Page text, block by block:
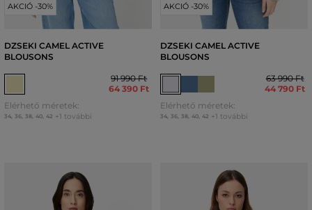
AKCIÓ -30%
DZSEKI CAMEL ACTIVE
BLOUSONS
91 990 Ft
64 390 Ft
Elérhető méretek:
34, 36, 38, 40, 42 +1 további
AKCIÓ -30%
DZSEKI CAMEL ACTIVE
BLOUSONS
63 990 Ft
44 790 Ft
Elérhető méretek:
34, 36, 38, 40, 42 +1 további